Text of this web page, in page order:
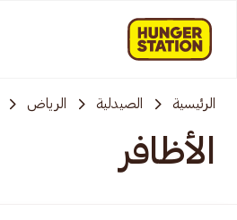
الرئيسية الصيدلية الرياض
الأظافر